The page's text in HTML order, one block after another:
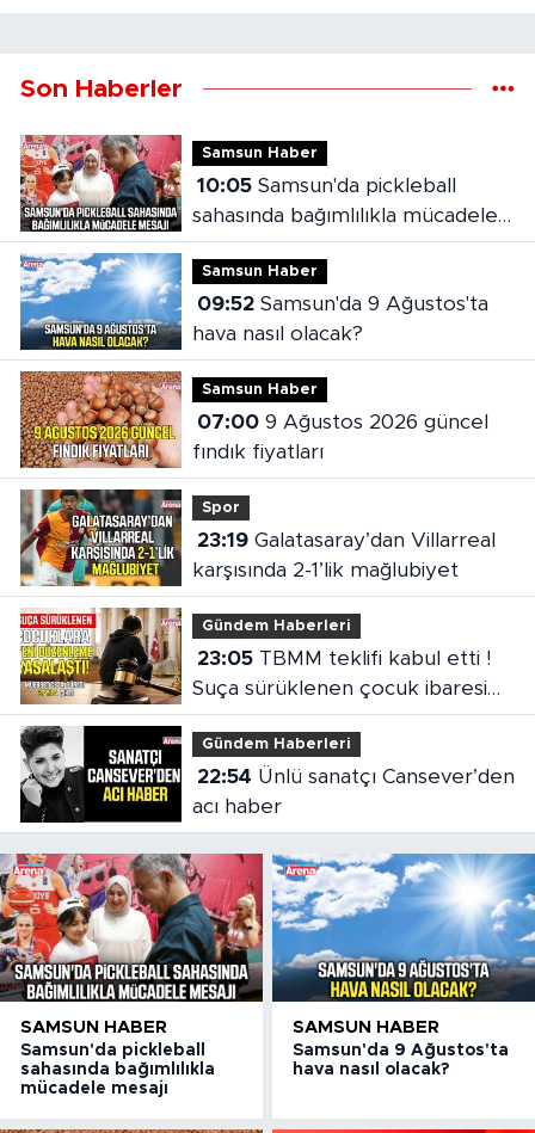
Son Haberler
Samsun Haber
10:05Samsun'da pickleball
sahasında bağımlılıkla mücadele
mesajı
Samsun Haber
09:52Samsun'da 9 Ağustos'ta
hava nasıl olacak?
Samsun Haber
07:009 Ağustos 2026 güncel
fındık fiyatları
Spor
23:19Galatasaray’dan Villarreal
karşısında 2-1’lik mağlubiyet
Gündem Haberleri
23:05TBMM teklifi kabul etti !
Suça sürüklenen çocuk ibaresi
değişti
Gündem Haberleri
22:54
acı haber
SAMSUN HABER
Samsun'da pickleball
sahasında bağımlılıkla
mücadele mesajı
SAMSUN HABER
Samsun'da 9 Ağustos'ta
hava nasıl olacak?